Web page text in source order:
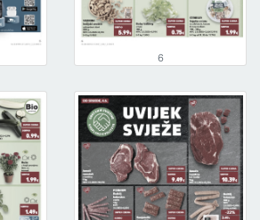
6